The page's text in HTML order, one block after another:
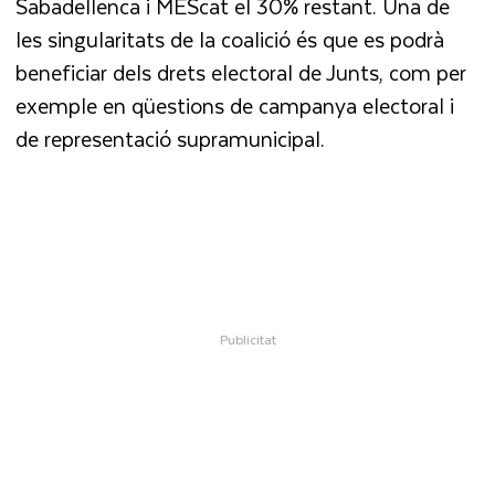
les singularitats de la coalició és que es podrà
beneficiar dels drets electoral de Junts, com per
exemple en qüestions de campanya electoral i
de representació supramunicipal.